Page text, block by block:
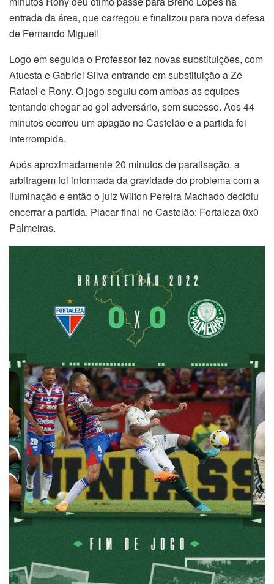
entrada da área, que carregou e finalizou para nova defesa
de Fernando Miguel!
Logo em seguida o Professor fez novas substituições, com
Atuesta e Gabriel Silva entrando em substituição a Zé
Rafael e Rony. O jogo seguiu com ambas as equipes
tentando chegar ao gol adversário, sem sucesso. Aos 44
minutos ocorreu um apagão no Castelão e a partida foi
interrompida.
Após aproximadamente 20 minutos de paralisação, a
arbitragem foi informada da gravidade do problema com a
iluminação e então o juiz Wilton Pereira Machado decidiu
encerrar a partida. Placar final no Castelão: Fortaleza 0x0
Palmeiras.